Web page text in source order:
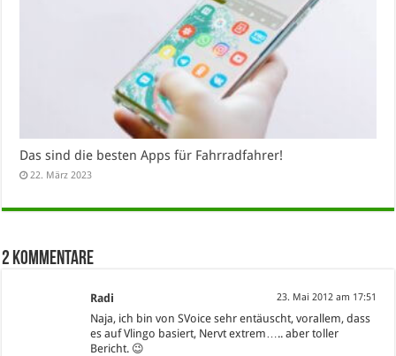
Das sind die besten Apps für Fahrradfahrer!
22. März 2023
2 Kommentare
Radi 23. Mai 2012 am 17:51
Naja, ich bin von SVoice sehr entäuscht, vorallem, dass
es auf Vlingo basiert, Nervt extrem….. aber toller
Bericht. 😉